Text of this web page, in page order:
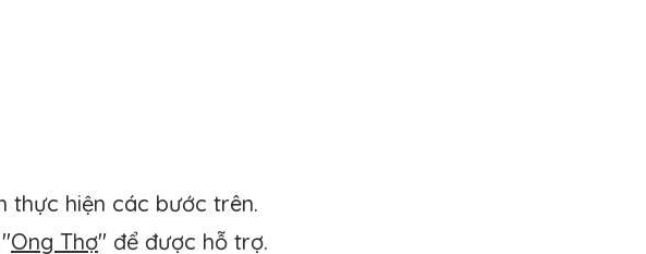
thực hiện các bước trên.
"Ong Thợ" để được hỗ trợ.